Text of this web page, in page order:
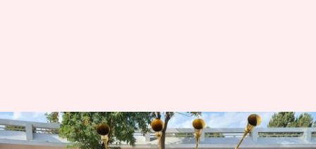
உஸ்பெகிஸ்தானில்